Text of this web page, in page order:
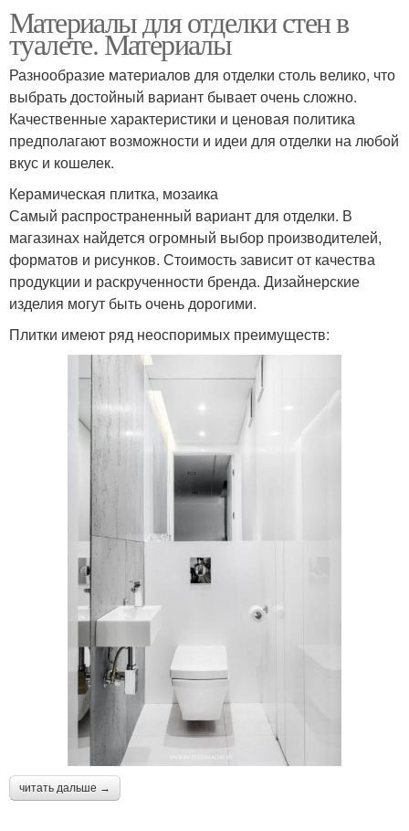
Материалы для отделки стен в
туалете. Материалы
Разнообразие материалов для отделки столь велико, что
выбрать достойный вариант бывает очень сложно.
Качественные характеристики и ценовая политика
предполагают возможности и идеи для отделки на любой
вкус и кошелек.
Керамическая плитка, мозаика
Самый распространенный вариант для отделки. В
магазинах найдется огромный выбор производителей,
форматов и рисунков. Стоимость зависит от качества
продукции и раскрученности бренда. Дизайнерские
изделия могут быть очень дорогими.
Плитки имеют ряд неоспоримых преимуществ:
читать дальше →